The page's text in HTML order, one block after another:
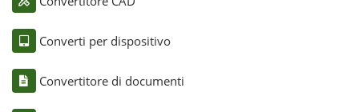
Converti per dispositivo
Convertitore di documenti